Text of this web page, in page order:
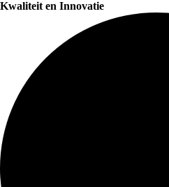
Kwaliteit en Innovatie